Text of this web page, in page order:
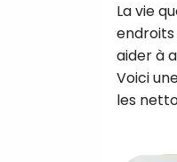
La vie
endroits
aider à
Voici
les